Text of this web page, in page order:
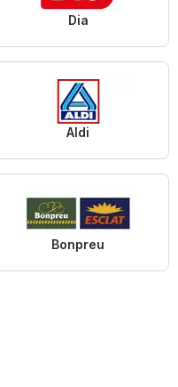
Dia
Aldi
Bonpreu